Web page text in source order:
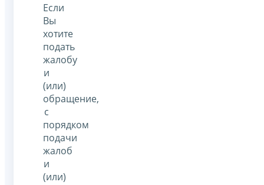
Если
Вы
хотите
подать
жалобу
и
(или)
обращение,
с
порядком
подачи
жалоб
и
(или)